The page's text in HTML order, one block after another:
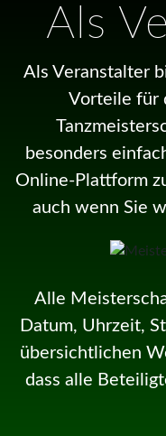
Als
Als Veranstalter
Vorteile für
besonders
Online-Plattform
auch wenn Sie
Alle
Datum, Uhrzeit,
übersichtlichen
dass alle